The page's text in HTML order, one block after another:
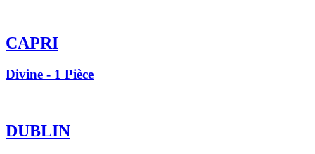
CAPRI
Divine - 1 Pièce
DUBLIN